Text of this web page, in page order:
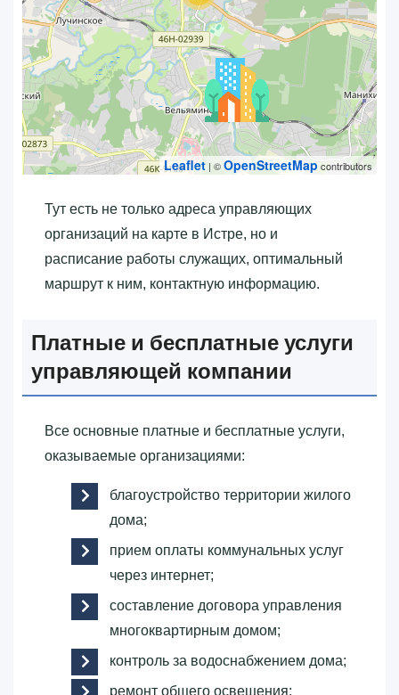
Leaflet | ©OpenStreetMapcontributors
Тут есть не только адреса управляющих
организаций на карте в Истре, но и
расписание работы служащих, оптимальный
маршрут к ним, контактную информацию.
Платные и бесплатные услуги
управляющей компании
Все основные платные и бесплатные услуги,
оказываемые организациями:
благоустройство территории жилого
дома;
прием оплаты коммунальных услуг
через интернет;
составление договора управления
многоквартирным домом;
контроль за водоснабжением дома;
ремонт общего освещения;